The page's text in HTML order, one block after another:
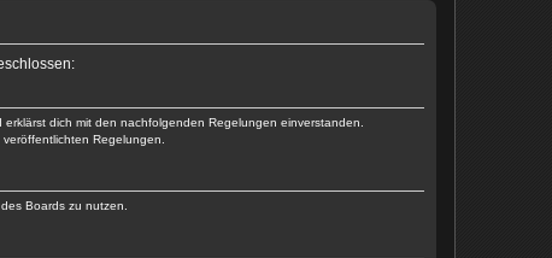
erklärst dich mit den nachfolgenden Regelungen einverstanden.
Regelungen.
Boards zu nutzen.